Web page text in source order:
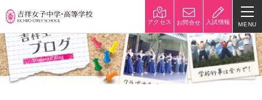
アクセス お問合せ 入試情報 MENU
学校紹介
校長挨拶 沿革